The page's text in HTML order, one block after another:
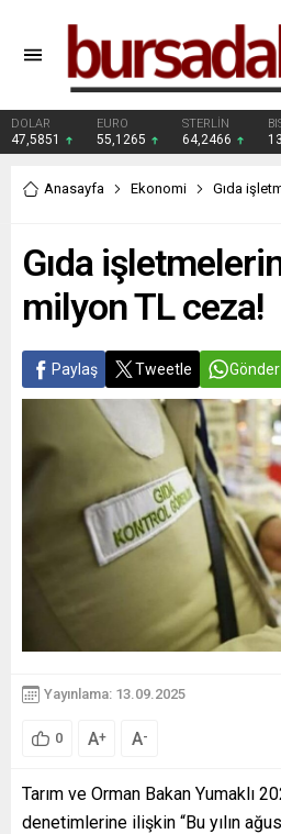
DOLAR
47,5851
EURO
55,1265
STERLİN
64,2466
Anasayfa Ekonomi Gıda
Gıda
milyon TL ceza!
Paylaş Tweetle Gönder
Yayınlama: 13.09.2025
0 A+ A-
Tarım ve Orman Bakan Yumaklı
denetimlerine ilişkin “Bu yılın